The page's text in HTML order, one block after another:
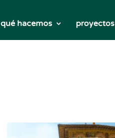
qué hacemos proyectos